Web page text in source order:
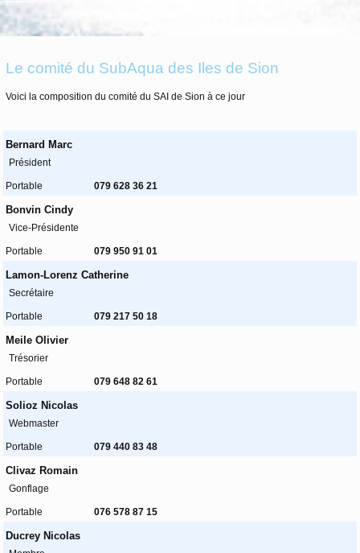
Le comité du SubAqua des Iles de Sion
Voici la composition du comité du SAI de Sion à ce jour
Bernard Marc
Président
Portable 079 628 36 21
Bonvin Cindy
Vice-Présidente
Portable 079 950 91 01
Lamon-Lorenz Catherine
Secrétaire
Portable 079 217 50 18
Meile Olivier
Trésorier
Portable 079 648 82 61
Solioz Nicolas
Webmaster
Portable 079 440 83 48
Clivaz Romain
Gonflage
Portable 076 578 87 15
Ducrey Nicolas